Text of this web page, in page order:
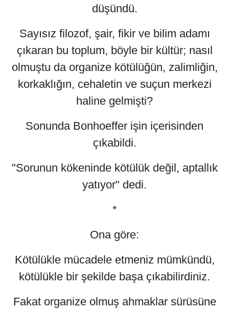
düşündü.
Sayısız filozof, şair, fikir ve bilim adamı
çıkaran bu toplum, böyle bir kültür; nasıl
olmuştu da organize kötülüğün, zalimliğin,
korkaklığın, cehaletin ve suçun merkezi
haline gelmişti?
Sonunda Bonhoeffer işin içerisinden
çıkabildi.
"Sorunun kökeninde kötülük değil, aptallık
yatıyor" dedi.
*
Ona göre:
Kötülükle mücadele etmeniz mümkündü,
kötülükle bir şekilde başa çıkabilirdiniz.
Fakat organize olmuş ahmaklar sürüsüne